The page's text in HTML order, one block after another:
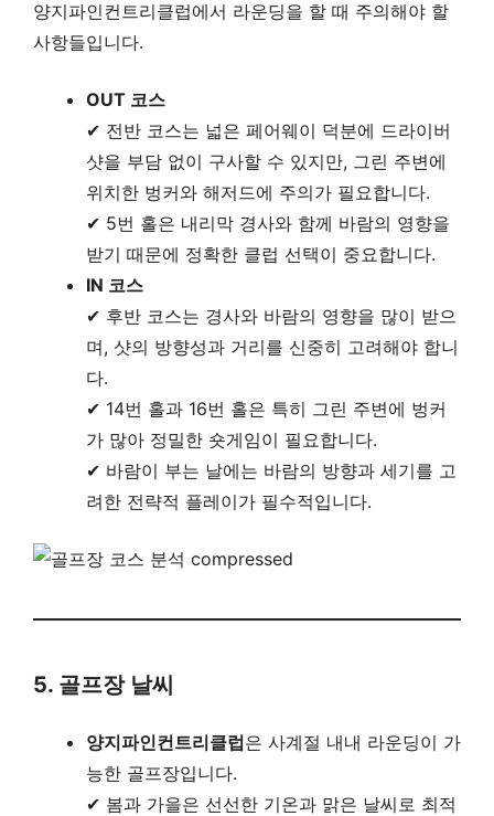
양지파인컨트리클럽에서 라운딩을 할 때 주의해야 할
사항들입니다.
OUT 코스
✔ 전반 코스는 넓은 페어웨이 덕분에 드라이버
샷을 부담 없이 구사할 수 있지만, 그린 주변에
위치한 벙커와 해저드에 주의가 필요합니다.
✔ 5번 홀은 내리막 경사와 함께 바람의 영향을
받기 때문에 정확한 클럽 선택이 중요합니다.
IN 코스
✔ 후반 코스는 경사와 바람의 영향을 많이 받으
며, 샷의 방향성과 거리를 신중히 고려해야 합니
다.
✔ 14번 홀과 16번 홀은 특히 그린 주변에 벙커
가 많아 정밀한 숏게임이 필요합니다.
✔ 바람이 부는 날에는 바람의 방향과 세기를 고
려한 전략적 플레이가 필수적입니다.
5. 골프장 날씨
양지파인컨트리클럽은 사계절 내내 라운딩이 가
능한 골프장입니다.
✔ 봄과 가을은 선선한 기온과 맑은 날씨로 최적